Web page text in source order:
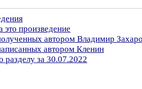
это произведение
автором Владимир
автором Кленин
разделу за 30.07.2022